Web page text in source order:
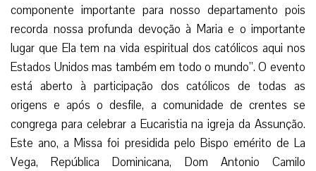
componente importante para nosso departamento pois
recorda nossa profunda devoção à Maria e o importante
lugar que Ela tem na vida espiritual dos católicos aqui nos
Estados Unidos mas também em todo o mundo”. O evento
está aberto à participação dos católicos de todas as
origens e após o desfile, a comunidade de crentes se
congrega para celebrar a Eucaristia na igreja da Assunção.
Este ano, a Missa foi presidida pelo Bispo emérito de La
Vega, República Dominicana, Dom Antonio Camilo